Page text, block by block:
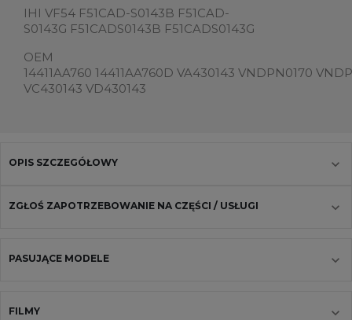
IHI VF54 F51CAD-S0143B F51CAD-
S0143G F51CADS0143B F51CADS0143G
OEM
14411AA760 14411AA760D VA430143 VNDPN0170
VC430143 VD430143
OPIS SZCZEGÓŁOWY
ZGŁOŚ ZAPOTRZEBOWANIE NA CZĘŚCI / USŁUGI
PASUJĄCE MODELE
FILMY